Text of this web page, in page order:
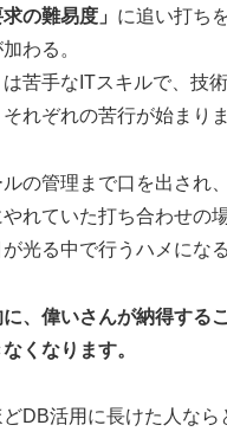
求の難易度」 に追い打ち
わる。
苦手なITスキルで、技
れぞれの苦行が始まりま
の管理まで口を出され
れていた打ち合わせの
光る中で行うハメになる
、偉いさんが納得する
くなります。
DB活用に長けた人なら